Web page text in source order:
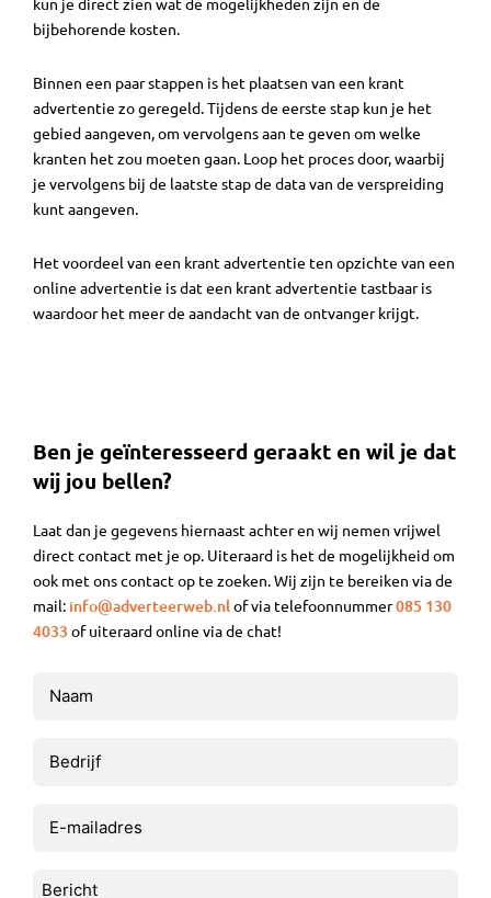
bijbehorende kosten.
Binnen een paar stappen is het plaatsen van een krant
advertentie zo geregeld. Tijdens de eerste stap kun je het
gebied aangeven, om vervolgens aan te geven om welke
kranten het zou moeten gaan. Loop het proces door, waarbij
je vervolgens bij de laatste stap de data van de verspreiding
kunt aangeven.
Het voordeel van een krant advertentie ten opzichte van een
online advertentie is dat een krant advertentie tastbaar is
waardoor het meer de aandacht van de ontvanger krijgt.
Bedrijf
mailadres
Bericht
Ben je geïnteresseerd geraakt en wil je dat
wij jou bellen?
Laat dan je gegevens hiernaast achter en wij nemen vrijwel
direct contact met je op. Uiteraard is het de mogelijkheid om
ook met ons contact op te zoeken. Wij zijn te bereiken via de
mail: info@adverteerweb.nlof via telefoonnummer085 130
4033 of uiteraard online via de chat!